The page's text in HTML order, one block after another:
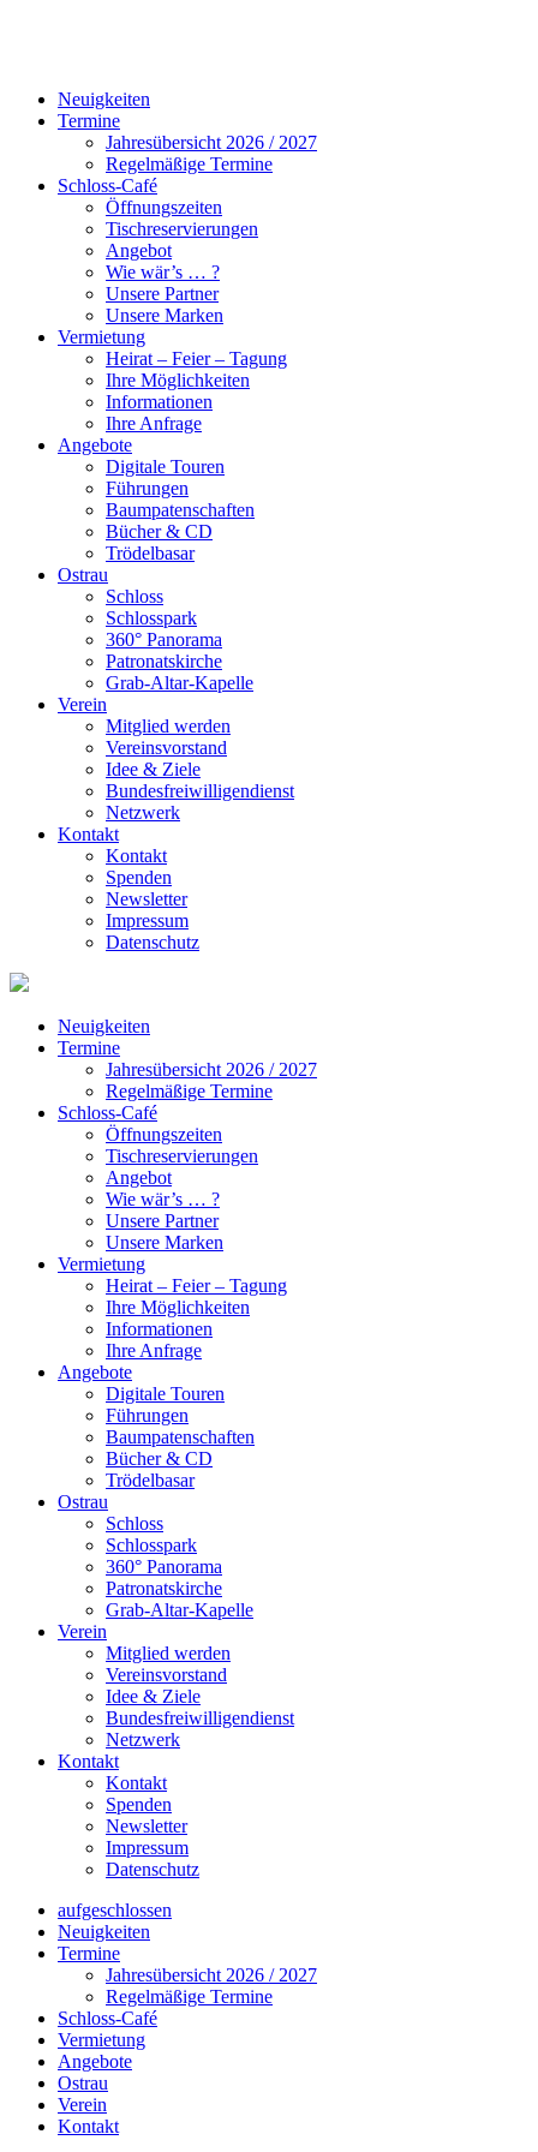
Neuigkeiten
Termine
Jahresübersicht 2026 / 2027
Regelmäßige Termine
Schloss-Café
Öffnungszeiten
Tischreservierungen
Angebot
Wie wär’s … ?
Unsere Partner
Unsere Marken
Vermietung
Heirat – Feier – Tagung
Ihre Möglichkeiten
Informationen
Ihre Anfrage
Angebote
Digitale Touren
Führungen
Baumpatenschaften
Bücher & CD
Trödelbasar
Ostrau
Schloss
Schlosspark
360° Panorama
Patronatskirche
Grab-Altar-Kapelle
Verein
Mitglied werden
Vereinsvorstand
Idee & Ziele
Bundesfreiwilligendienst
Netzwerk
Kontakt
Kontakt
Spenden
Newsletter
Impressum
Datenschutz
Neuigkeiten
Termine
Jahresübersicht 2026 / 2027
Regelmäßige Termine
Schloss-Café
Öffnungszeiten
Tischreservierungen
Angebot
Wie wär’s … ?
Unsere Partner
Unsere Marken
Vermietung
Heirat – Feier – Tagung
Ihre Möglichkeiten
Informationen
Ihre Anfrage
Angebote
Digitale Touren
Führungen
Baumpatenschaften
Bücher & CD
Trödelbasar
Ostrau
Schloss
Schlosspark
360° Panorama
Patronatskirche
Grab-Altar-Kapelle
Verein
Mitglied werden
Vereinsvorstand
Idee & Ziele
Bundesfreiwilligendienst
Netzwerk
Kontakt
Kontakt
Spenden
Newsletter
Impressum
Datenschutz
aufgeschlossen
Neuigkeiten
Termine
Jahresübersicht 2026 / 2027
Regelmäßige Termine
Schloss-Café
Vermietung
Angebote
Ostrau
Verein
Kontakt